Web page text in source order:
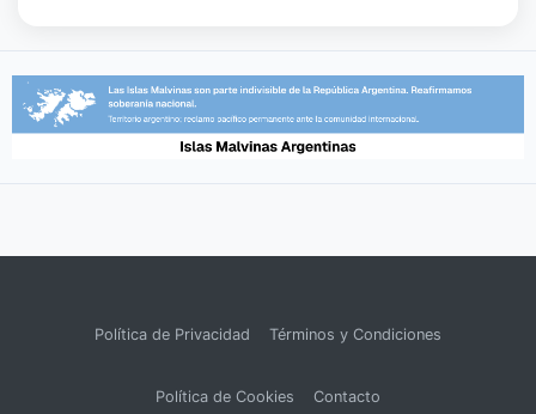
Política de Privacidad Términos y Condiciones
Política de Cookies Contacto